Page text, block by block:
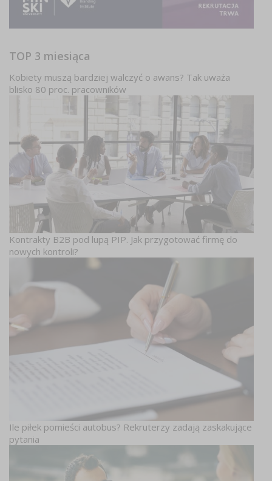
TOP 3 miesiąca
Kobiety muszą bardziej walczyć o awans? Tak uważa
blisko 80 proc. pracowników
Kontrakty B2B pod lupą PIP. Jak przygotować firmę do
nowych kontroli?
Ile piłek pomieści autobus? Rekruterzy zadają zaskakujące
pytania